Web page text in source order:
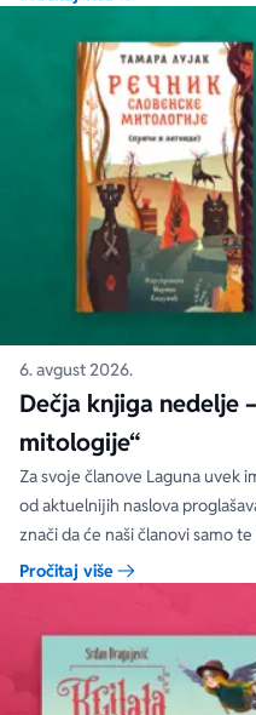
6. avgust 2026.
Dečja knjiga nedelje
mitologije“
Za svoje članove Laguna uvek
od aktuelnijih naslova
znači da će naši članovi samo
nedelje sa specijalnim
Pročitaj više